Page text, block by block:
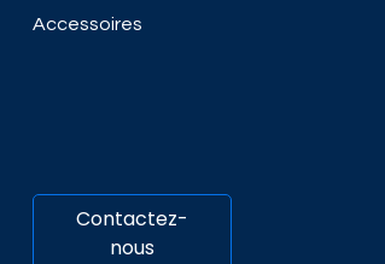
Contactez-
nous
Accessoires